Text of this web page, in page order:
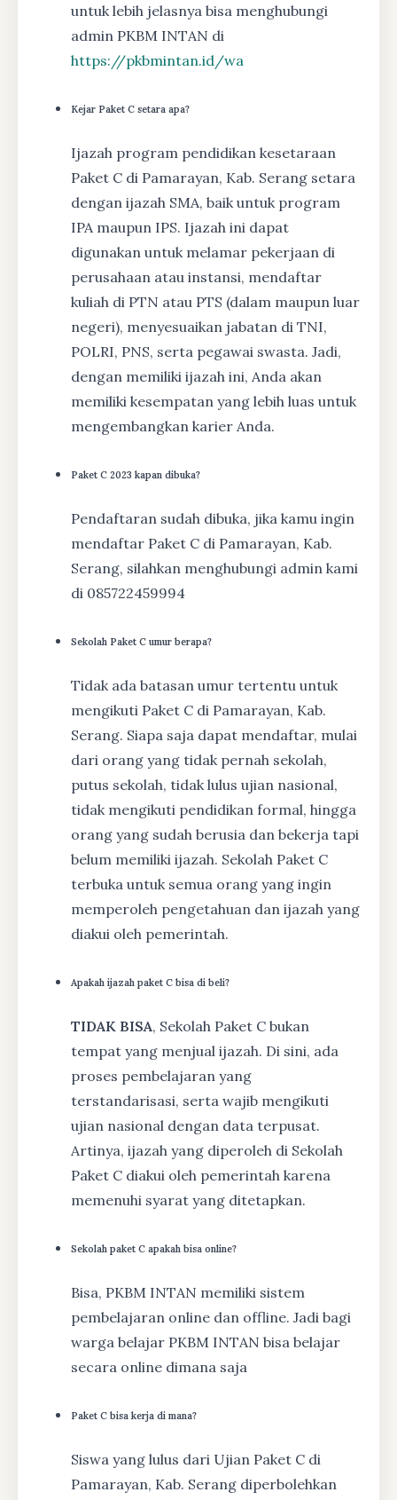
untuk lebih jelasnya bisa menghubungi
admin PKBM INTAN di
https://pkbmintan.id/wa
Kejar Paket C setara apa?
Ijazah program pendidikan kesetaraan
Paket C di Pamarayan, Kab. Serang setara
dengan ijazah SMA, baik untuk program
IPA maupun IPS. Ijazah ini dapat
digunakan untuk melamar pekerjaan di
perusahaan atau instansi, mendaftar
kuliah di PTN atau PTS (dalam maupun luar
negeri), menyesuaikan jabatan di TNI,
POLRI, PNS, serta pegawai swasta. Jadi,
dengan memiliki ijazah ini, Anda akan
memiliki kesempatan yang lebih luas untuk
mengembangkan karier Anda.
Paket C 2023 kapan dibuka?
Pendaftaran sudah dibuka, jika kamu ingin
mendaftar Paket C di Pamarayan, Kab.
Serang, silahkan menghubungi admin kami
di 085722459994
Sekolah Paket C umur berapa?
Tidak ada batasan umur tertentu untuk
mengikuti Paket C di Pamarayan, Kab.
Serang. Siapa saja dapat mendaftar, mulai
dari orang yang tidak pernah sekolah,
putus sekolah, tidak lulus ujian nasional,
tidak mengikuti pendidikan formal, hingga
orang yang sudah berusia dan bekerja tapi
belum memiliki ijazah. Sekolah Paket C
terbuka untuk semua orang yang ingin
memperoleh pengetahuan dan ijazah yang
diakui oleh pemerintah.
Apakah ijazah paket C bisa di beli?
TIDAK BISA, Sekolah Paket C bukan
tempat yang menjual ijazah. Di sini, ada
proses pembelajaran yang
terstandarisasi, serta wajib mengikuti
ujian nasional dengan data terpusat.
Artinya, ijazah yang diperoleh di Sekolah
Paket C diakui oleh pemerintah karena
memenuhi syarat yang ditetapkan.
Sekolah paket C apakah bisa online?
Bisa, PKBM INTAN memiliki sistem
pembelajaran online dan offline. Jadi bagi
warga belajar PKBM INTAN bisa belajar
secara online dimana saja
Paket C bisa kerja di mana?
Siswa yang lulus dari Ujian Paket C di
Pamarayan, Kab. Serang diperbolehkan